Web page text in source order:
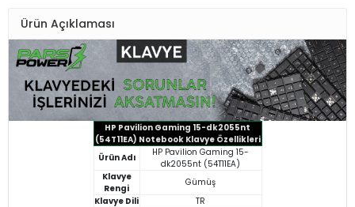
Ürün Açıklaması
HP Pavilion Gaming 15-dk2055nt
(54T11EA) Notebook Klavye Özellikleri
Ürün Adı
HP Pavilion Gaming 15-
dk2055nt (54T11EA)
Klavye
Rengi
Gümüş
Klavye Dili
TR